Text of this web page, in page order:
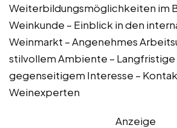
Weiterbildungsmöglichkeiten im
Weinkunde – Einblick in den
Weinmarkt – Angenehmes
stilvollem Ambiente –
gegenseitigem Interesse –
Weinexperten
Anzeige